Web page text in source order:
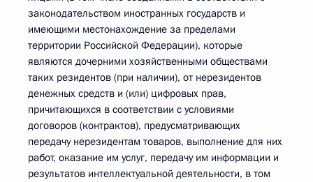
законодательством иностранных государств и
имеющими местонахождение за пределами
территории Российской Федерации), которые
являются дочерними хозяйственными обществами
таких резидентов (при наличии), от нерезидентов
денежных средств и (или) цифровых прав,
причитающихся в соответствии с условиями
договоров (контрактов), предусматривающих
передачу нерезидентам товаров, выполнение для них
работ, оказание им услуг, передачу им информации и
результатов интеллектуальной деятельности, в том